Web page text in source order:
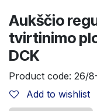
Aukščio
tvirtinimo
DCK
Product code: 26/
Add to wishlist